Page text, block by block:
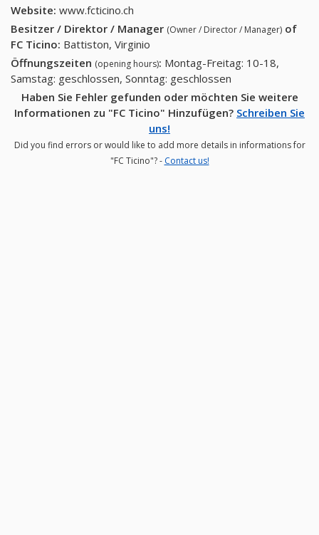
Website: www.fcticino.ch
Besitzer / Direktor / Manager (Owner / Director / Manager) of
FC Ticino: Battiston, Virginio
Öffnungszeiten (opening hours): Montag-Freitag: 10-18,
Samstag: geschlossen, Sonntag: geschlossen
Haben Sie Fehler gefunden oder möchten Sie weitere
Informationen zu "FC Ticino" Hinzufügen? Schreiben Sie
uns!
Did you find errors or would like to add more details in informations for
"FC Ticino"? - Contact us!